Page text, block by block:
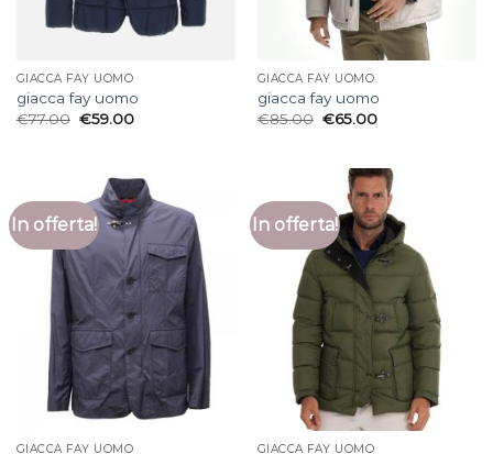
GIACCA FAY UOMO
giacca fay uomo
€77.00 €59.00
GIACCA FAY UOMO
giacca fay uomo
€85.00 €65.00
In offerta!
GIACCA FAY UOMO
In offerta!
GIACCA FAY UOMO